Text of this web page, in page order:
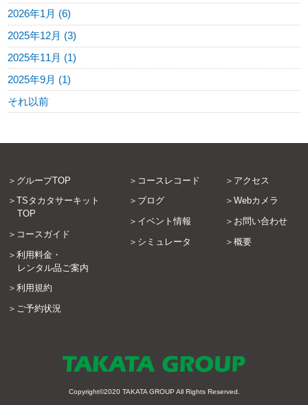
2026年1月 (6)
2025年12月 (3)
2025年11月 (1)
2025年9月 (1)
それ以前
グループTOP
TSタカタサーキット
TOP
コースガイド
利用料金・
レンタル品ご案内
利用規約
ご予約状況
コースレコード
ブログ
イベント情報
シミュレータ
アクセス
Webカメラ
お問い合わせ
概要
Copyright©2020 TAKATA GROUP All Rights Reserved.